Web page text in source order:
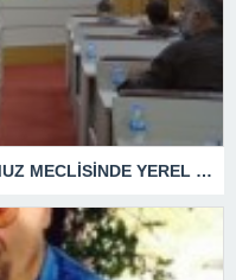
KUŞADASI TİCARET ODASI TEMMUZ MECLİSİNDE YEREL İŞLETMELERE ANLAMLI DESTEK